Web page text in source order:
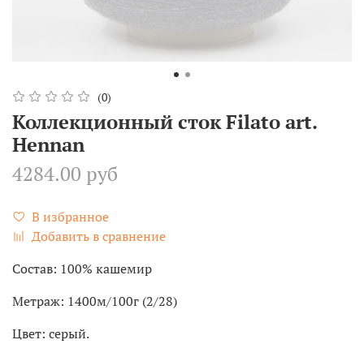
(0)
Коллекционный сток Filato art.
Hennan
4284.00 руб
В избранное
Добавить в сравнение
Состав: 100% кашемир
Метраж: 1400м/100г (2/28)
Цвет: серый.